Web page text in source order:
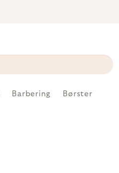
Barbering Børster